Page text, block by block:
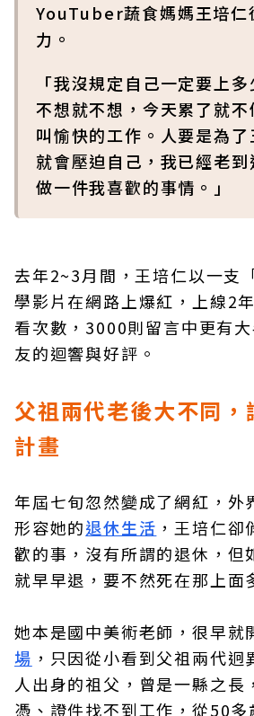
YouTuber蔬食媽媽王培仁
力。
「我沒規定自己一定要上
不想就不想，今天累了就
叫愉快的工作。人要是為了
就會壓迫自己，我已經老
做一件我喜歡的事情。」
去年2~3月間，王培仁以一支
學影片在網路上爆紅，上線2
看次數，3000則留言中更有
友的迴響與好評。
父祖兩代老後大不同，
計畫
年屆七旬忽然變成了網紅，外
形容她的退休生活 ，王培仁
歡的事，沒有所謂的退休，但
就早早退，要不然死在那上面
她本是國中美術老師，很早就
場 ，只因從小看到父祖兩代
人出身的祖父，曾是一縣之長
憑、證件找不到工作，從50多